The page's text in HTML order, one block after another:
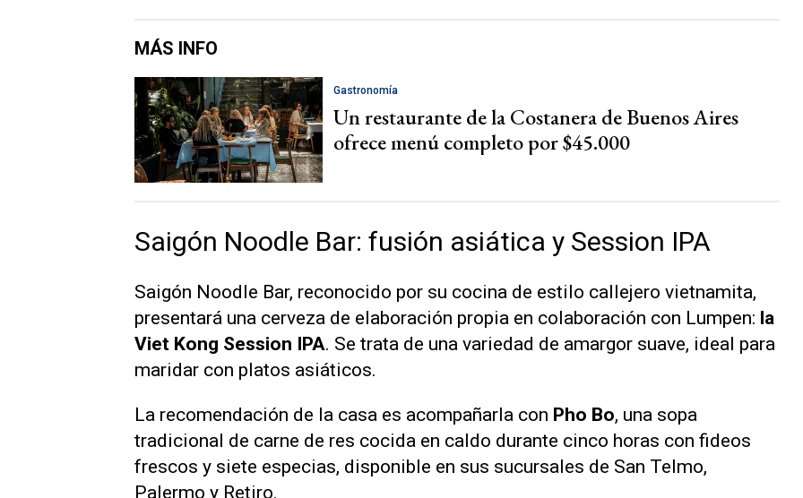
MÁS INFO
Gastronomía
Un restaurante de la Costanera de Buenos Aires
ofrece menú completo por $45.000
Saigón Noodle Bar: fusión asiática y Session IPA
Saigón Noodle Bar, reconocido por su cocina de estilo callejero vietnamita,
presentará una cerveza de elaboración propia en colaboración con Lumpen: la
Viet Kong Session IPA. Se trata de una variedad de amargor suave, ideal para
maridar con platos asiáticos.
La recomendación de la casa es acompañarla con Pho Bo, una sopa
tradicional de carne de res cocida en caldo durante cinco horas con fideos
frescos y siete especias, disponible en sus sucursales de San Telmo,
Palermo y Retiro.